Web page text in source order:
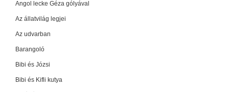
Angol lecke Géza gólyával
Az állatvilág legjei
Az udvarban
Barangoló
Bibi és Józsi
Bibi és Kifli kutya